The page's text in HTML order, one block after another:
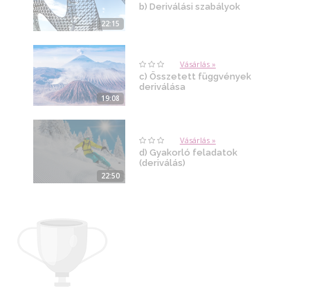
22:15
b) Deriválási szabályok
19:08
Vásárlás »
c) Összetett függvények
deriválása
22:50
Vásárlás »
d) Gyakorló feladatok
(deriválás)